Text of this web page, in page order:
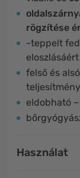
rögzítése
-teppelt
felső és
eldobható –
Használat